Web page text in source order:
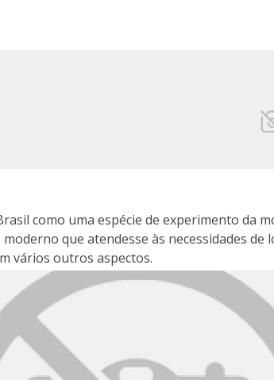
como uma espécie de experimento da
que atendesse às necessidades
vários outros aspectos.